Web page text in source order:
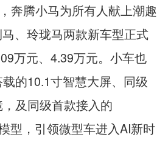
奔腾小马为所有人献上潮趣
、玲珑马两款新车型正式
万元、4.39万元。小车也
的10.1寸智慧大屏、同级
及同级首款接入的
型，引领微型车进入AI新时